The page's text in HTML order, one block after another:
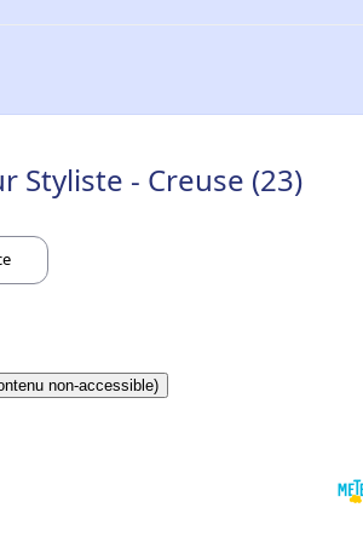
Styliste - Creuse (23)
non-accessible)